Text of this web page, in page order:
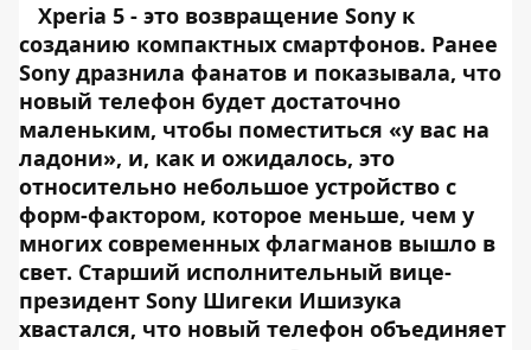
Xperia 5 - это возвращение Sony к
созданию компактных смартфонов. Ранее
Sony дразнила фанатов и показывала, что
новый телефон будет достаточно
маленьким, чтобы поместиться «у вас на
ладони», и, как и ожидалось, это
относительно небольшое устройство с
форм-фактором, которое меньше, чем у
многих современных флагманов вышло в
свет. Старший исполнительный вице-
президент Sony Шигеки Ишизука
хвастался, что новый телефон объединяет